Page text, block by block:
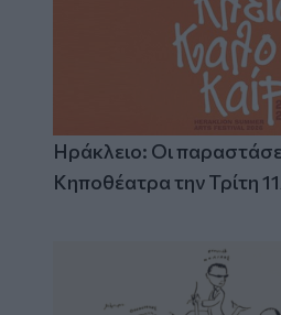
Ηράκλειο: Οι
Κηποθέατρα την Τρίτη